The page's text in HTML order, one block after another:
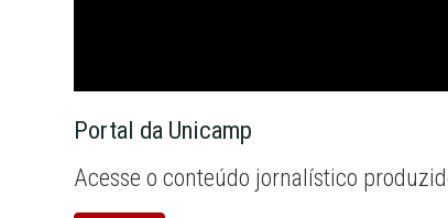
Portal da Unicamp
Acesse o conteúdo jornalístico